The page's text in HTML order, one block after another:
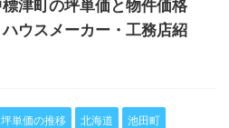
津町の坪単価と物件価格
ウスメーカー・工務店紹
単価の推移 北海道 池田町